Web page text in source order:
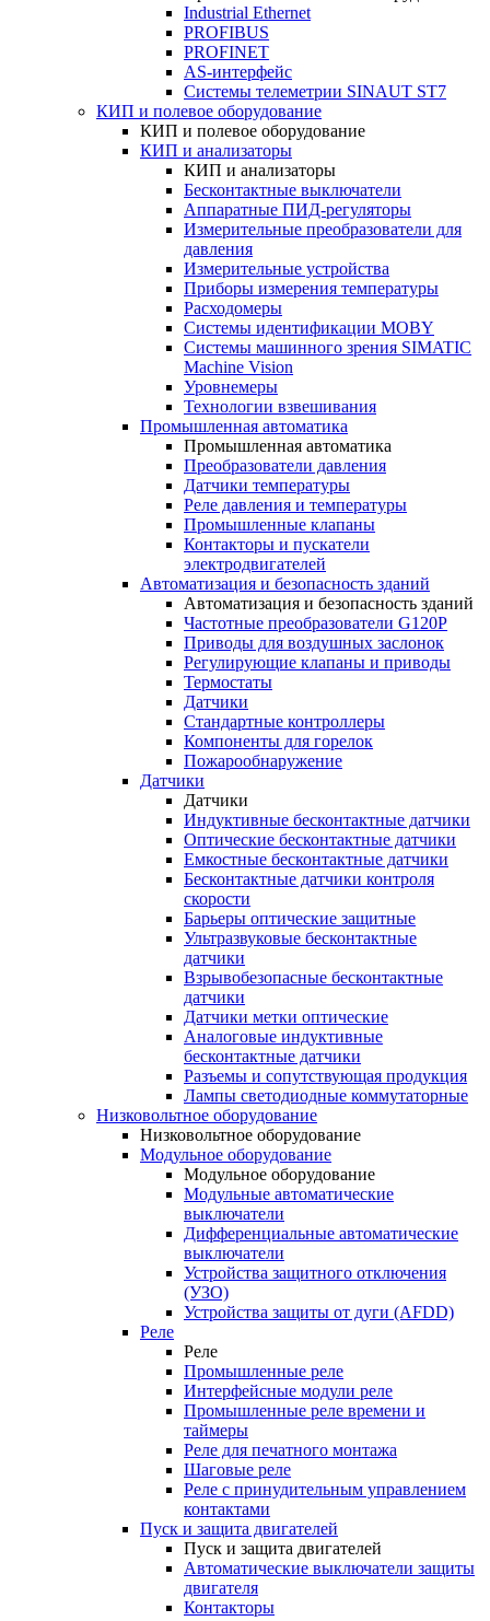
Industrial Ethernet
PROFIBUS
PROFINET
AS-интерфейс
Системы телеметрии SINAUT ST7
КИП и полевое оборудование
КИП и полевое оборудование
КИП и анализаторы
КИП и анализаторы
Бесконтактные выключатели
Аппаратные ПИД-регуляторы
Измерительные преобразователи для
давления
Измерительные устройства
Приборы измерения температуры
Расходомеры
Системы идентификации MOBY
Системы машинного зрения SIMATIC
Machine Vision
Уровнемеры
Технологии взвешивания
Промышленная автоматика
Промышленная автоматика
Преобразователи давления
Датчики температуры
Реле давления и температуры
Промышленные клапаны
Контакторы и пускатели
электродвигателей
Автоматизация и безопасность зданий
Автоматизация и безопасность зданий
Частотные преобразователи G120P
Приводы для воздушных заслонок
Регулирующие клапаны и приводы
Термостаты
Датчики
Стандартные контроллеры
Компоненты для горелок
Пожарообнаружение
Датчики
Датчики
Индуктивные бесконтактные датчики
Оптические бесконтактные датчики
Емкостные бесконтактные датчики
Бесконтактные датчики контроля
скорости
Барьеры оптические защитные
Ультразвуковые бесконтактные
датчики
Взрывобезопасные бесконтактные
датчики
Датчики метки оптические
Аналоговые индуктивные
бесконтактные датчики
Разъемы и сопутствующая продукция
Лампы светодиодные коммутаторные
Низковольтное оборудование
Низковольтное оборудование
Модульное оборудование
Модульное оборудование
Модульные автоматические
выключатели
Дифференциальные автоматические
выключатели
Устройства защитного отключения
(УЗО)
Устройства защиты от дуги (AFDD)
Реле
Реле
Промышленные реле
Интерфейсные модули реле
Промышленные реле времени и
таймеры
Реле для печатного монтажа
Шаговые реле
Реле с принудительным управлением
контактами
Пуск и защита двигателей
Пуск и защита двигателей
Автоматические выключатели защиты
двигателя
Контакторы